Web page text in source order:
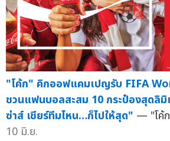
"โค้ก" คิกออฟแคมเปญรับ FIFA
ชวนแฟนบอลสะสม 10 กระป๋องสุดลิ
ซ่าส์ เชียร์ทีมไหน…ก็ไปให้สุด" — "โค้ก
10 มิ.ย.